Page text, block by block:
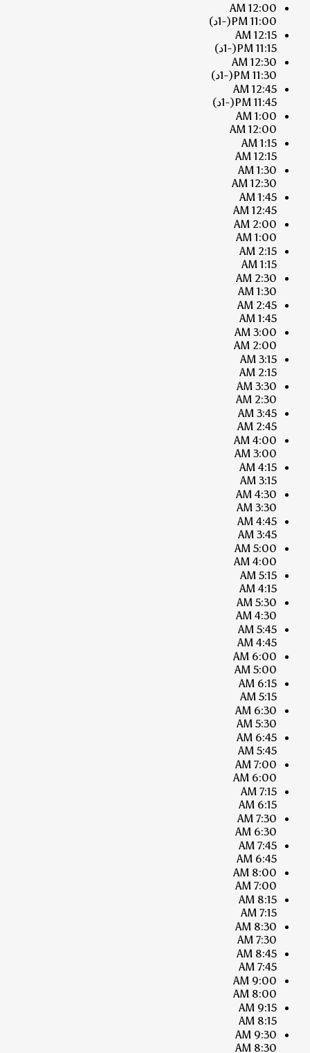
12:00 AM
11:00 PM
(-1د)
12:15 AM
11:15 PM
(-1د)
12:30 AM
11:30 PM
(-1د)
12:45 AM
11:45 PM
(-1د)
1:00 AM
12:00 AM
1:15 AM
12:15 AM
1:30 AM
12:30 AM
1:45 AM
12:45 AM
2:00 AM
1:00 AM
2:15 AM
1:15 AM
2:30 AM
1:30 AM
2:45 AM
1:45 AM
3:00 AM
2:00 AM
3:15 AM
2:15 AM
3:30 AM
2:30 AM
3:45 AM
2:45 AM
4:00 AM
3:00 AM
4:15 AM
3:15 AM
4:30 AM
3:30 AM
4:45 AM
3:45 AM
5:00 AM
4:00 AM
5:15 AM
4:15 AM
5:30 AM
4:30 AM
5:45 AM
4:45 AM
6:00 AM
5:00 AM
6:15 AM
5:15 AM
6:30 AM
5:30 AM
6:45 AM
5:45 AM
7:00 AM
6:00 AM
7:15 AM
6:15 AM
7:30 AM
6:30 AM
7:45 AM
6:45 AM
8:00 AM
7:00 AM
8:15 AM
7:15 AM
8:30 AM
7:30 AM
8:45 AM
7:45 AM
9:00 AM
8:00 AM
9:15 AM
8:15 AM
9:30 AM
8:30 AM